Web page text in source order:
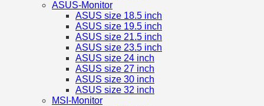
ASUS-Monitor
ASUS size 18.5 inch
ASUS size 19.5 inch
ASUS size 21.5 inch
ASUS size 23.5 inch
ASUS size 24 inch
ASUS size 27 inch
ASUS size 30 inch
ASUS size 32 inch
MSI-Monitor